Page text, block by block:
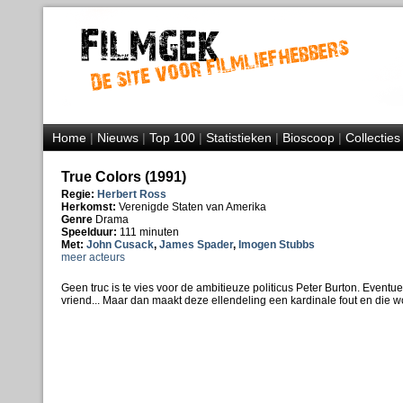
Home|Nieuws|Top 100|Statistieken|Bioscoop|Collecties
True Colors (1991)
Regie: Herbert Ross
Herkomst: Verenigde Staten van Amerika
Genre Drama
Speelduur: 111 minuten
Met: John Cusack, James Spader, Imogen Stubbs
meer acteurs
Geen truc is te vies voor de ambitieuze politicus Peter Burton.
vriend... Maar dan maakt deze ellendeling een kardinale fout en die